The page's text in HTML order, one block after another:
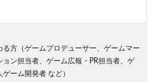
方（ゲームプロデューサー、ゲームマー
ン担当者、ゲーム広報・PR担当者、ゲ
ーム開発者 など）